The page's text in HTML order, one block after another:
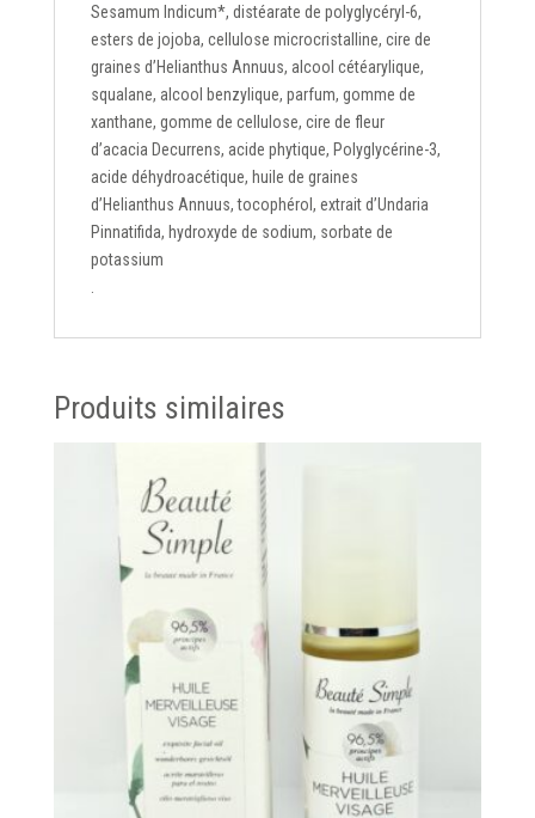
Sesamum Indicum*, distéarate de polyglycéryl-6,
esters de jojoba, cellulose microcristalline, cire de
graines d’Helianthus Annuus, alcool cétéarylique,
squalane, alcool benzylique, parfum, gomme de
xanthane, gomme de cellulose, cire de fleur
d’acacia Decurrens, acide phytique, Polyglycérine-3,
acide déhydroacétique, huile de graines
d’Helianthus Annuus, tocophérol, extrait d’Undaria
Pinnatifida, hydroxyde de sodium, sorbate de
potassium
Produits similaires